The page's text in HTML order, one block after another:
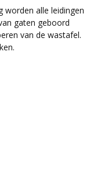
worden alle leidingen
gaten geboord
van de wastafel.